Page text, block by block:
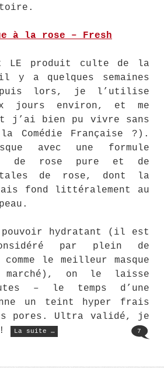
à la rose – Fresh
LE produit culte de la
y a quelques semaines
lors, je l’utilise
jours environ, et me
j’ai bien pu vivre sans
Comédie Française ?).
avec une formule
de rose pure et de
de rose, dont la
fond littéralement au
hydratant (il est
par plein de
comme le meilleur masque
marché), on le laisse
– le temps d’une
un teint hyper frais
pores. Ultra validé, je
La suite …
« Le
masque
7